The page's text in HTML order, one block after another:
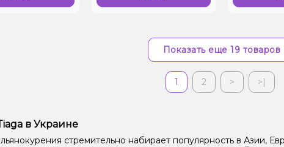
Показать еще 19 товаров
1 2 > >|
в Украине
стремительно набирает популярность в Азии,